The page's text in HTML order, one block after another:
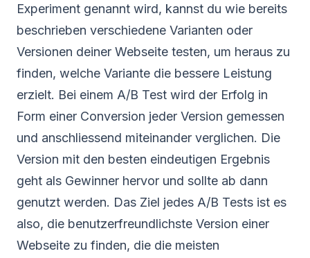
Experiment genannt wird, kannst du wie bereits
beschrieben verschiedene Varianten oder
Versionen deiner Webseite testen, um heraus zu
finden, welche Variante die bessere Leistung
erzielt. Bei einem A/B Test wird der Erfolg in
Form einer Conversion jeder Version gemessen
und anschliessend miteinander verglichen. Die
Version mit den besten eindeutigen Ergebnis
geht als Gewinner hervor und sollte ab dann
genutzt werden. Das Ziel jedes A/B Tests ist es
also, die benutzerfreundlichste Version einer
Webseite zu finden, die die meisten